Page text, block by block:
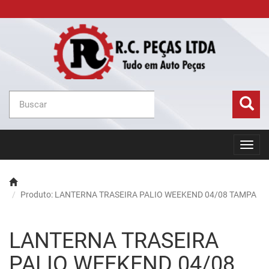
Produto: LANTERNA TRASEIRA PALIO WEEKEND 04/08 TAMPA
LANTERNA TRASEIRA